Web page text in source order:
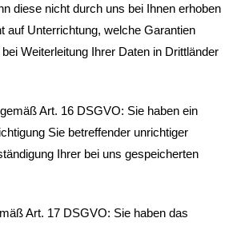
diese nicht durch uns bei Ihnen erhoben
auf Unterrichtung, welche Garantien
Weiterleitung Ihrer Daten in Drittländer
Art. 16 DSGVO: Sie haben ein
Sie betreffender unrichtiger
Ihrer bei uns gespeicherten
Art. 17 DSGVO: Sie haben das